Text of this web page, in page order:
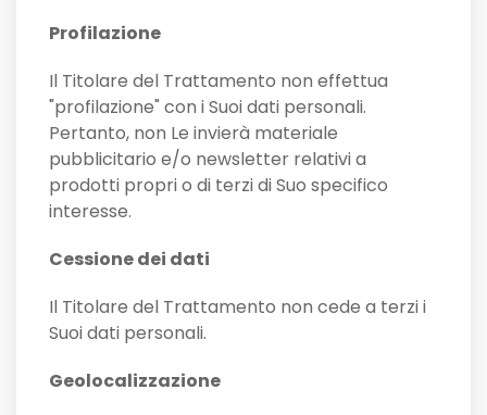
Profilazione
Il Titolare del Trattamento non effettua
"profilazione" con i Suoi dati personali.
Pertanto, non Le invierà materiale
pubblicitario e/o newsletter relativi a
prodotti propri o di terzi di Suo specifico
interesse.
Cessione dei dati
Il Titolare del Trattamento non cede a terzi i
Suoi dati personali.
Geolocalizzazione